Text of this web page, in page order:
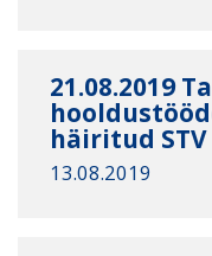
21.08.2019
häiritud
13.08.2019